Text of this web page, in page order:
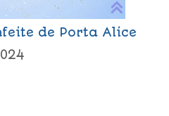
de Porta Alice